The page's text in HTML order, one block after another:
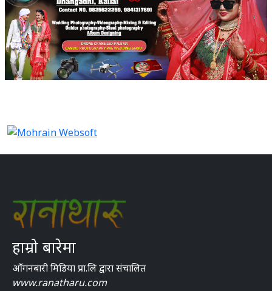
हाम्रो बारेमा
आँगनबारी मिडिया प्रा.लि द्वारा संचालित
www.ranatharu.com